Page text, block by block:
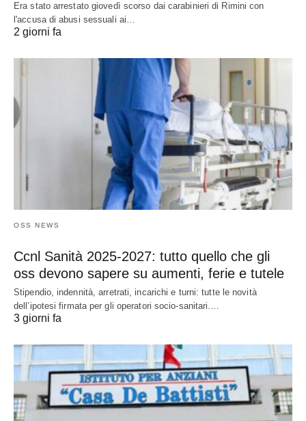
Era stato arrestato giovedì scorso dai carabinieri di Rimini con
l'accusa di abusi sessuali ai…
2 giorni fa
OSS NEWS
Ccnl Sanità 2025-2027: tutto quello che gli
oss devono sapere su aumenti, ferie e tutele
Stipendio, indennità, arretrati, incarichi e turni: tutte le novità
dell’ipotesi firmata per gli operatori socio-sanitari.…
3 giorni fa